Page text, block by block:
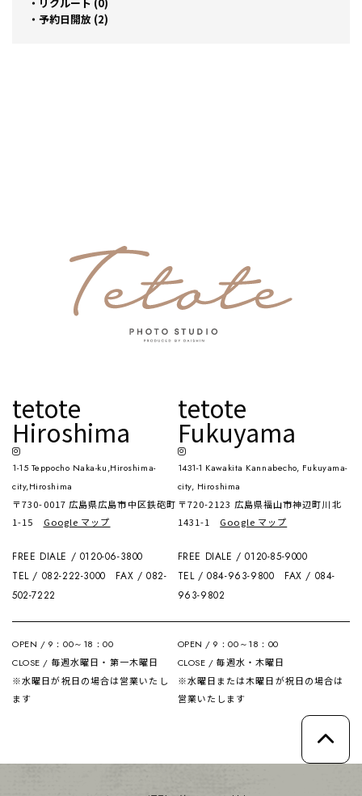
リクルート (0)
予約日開放 (2)
tetote
Hiroshima
1-15 Teppocho Naka-ku,Hiroshima-
city,Hiroshima
〒730-0017 広島県広島市中区鉄砲町
1-15 Google マップ
FREE DIALE / 0120-06-3800
TEL / 082-222-3000 FAX / 082-
502-7222
OPEN / 9：00～18：00
CLOSE / 毎週水曜日・第一木曜日
※水曜日が祝日の場合は営業いたし
ます
tetote
Fukuyama
1431-1 Kawakita Kannabecho, Fukuyama-
city, Hiroshima
〒720-2123 広島県福山市神辺町川北
1431-1 Google マップ
FREE DIALE / 0120-85-9000
TEL / 084-963-9800 FAX / 084-
963-9802
OPEN / 9：00～18：00
CLOSE / 毎週水・木曜日
※水曜日または木曜日が祝日の場合は
営業いたします